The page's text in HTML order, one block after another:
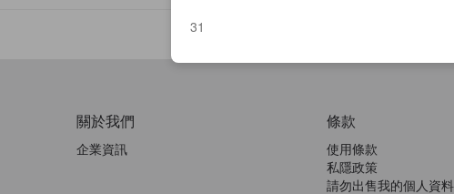
31
關於我們
企業資訊
條款
使用條款
私隱政策
請勿出售我的個人資料